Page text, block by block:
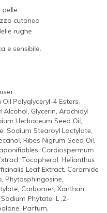
cutanea
rughe
e sensibile.
Polyglyceryl-4 Esters,
Glycerin, Arachidyl
Herbaceum Seed Oil,
Sodium Stearoyl Lactylate,
Ribes Nigrum Seed Oil,
Cardiospermum
Tocopherol, Helianthus
Leaf Extract, Ceramide
Phytosphingosine,
Carbomer, Xanthan
Phytate, L ,2-
Parfum.